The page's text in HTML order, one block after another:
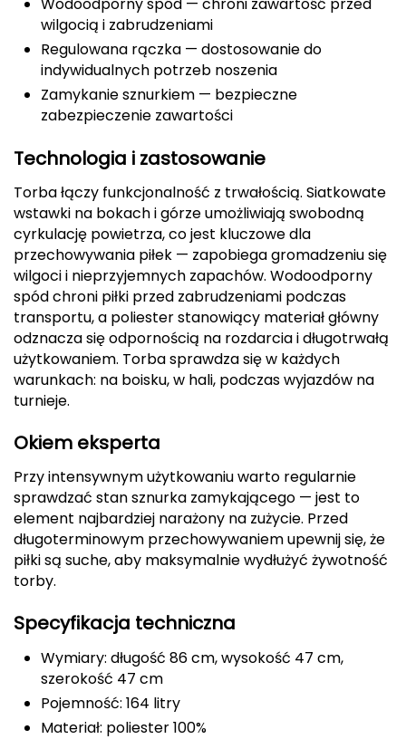
CMP
Cassin
Ciele Athletics
Climbing Technology
Coleman
Columbia
Comodo
D
DUNLOP
Darn Tough
Deuter
Dolomite
E
EISBAR
ENERO
ENERO CAMP
ENERO PRO
Elmer by Swany
wilgocią i zabrudzeniami
Regulowana rączka — dostosowanie do
indywidualnych potrzeb noszenia
Zamykanie sznurkiem — bezpieczne
zabezpieczenie zawartości
Technologia i zastosowanie
Torba łączy funkcjonalność z trwałością. Siatkowate
wstawki na bokach i górze umożliwiają swobodną
cyrkulację powietrza, co jest kluczowe dla
przechowywania piłek — zapobiega gromadzeniu się
wilgoci i nieprzyjemnych zapachów. Wodoodporny
spód chroni piłki przed zabrudzeniami podczas
transportu, a poliester stanowiący materiał główny
odznacza się odpornością na rozdarcia i długotrwałą
użytkowaniem. Torba sprawdza się w każdych
warunkach: na boisku, w hali, podczas wyjazdów na
turnieje.
Okiem eksperta
Przy intensywnym użytkowaniu warto regularnie
sprawdzać stan sznurka zamykającego — jest to
element najbardziej narażony na zużycie. Przed
długoterminowym przechowywaniem upewnij się, że
piłki są suche, aby maksymalnie wydłużyć żywotność
torby.
Specyfikacja techniczna
Wymiary: długość 86 cm, wysokość 47 cm,
szerokość 47 cm
Pojemność: 164 litry
Materiał: poliester 100%